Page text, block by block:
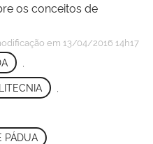
os conceitos de
em 13/04/2016 14h17
PÁDUA